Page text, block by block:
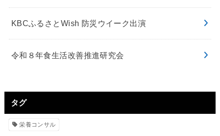
KBCふるさとWish 防災ウイーク出演
令和８年食生活改善推進研究会
タグ
栄養コンサル